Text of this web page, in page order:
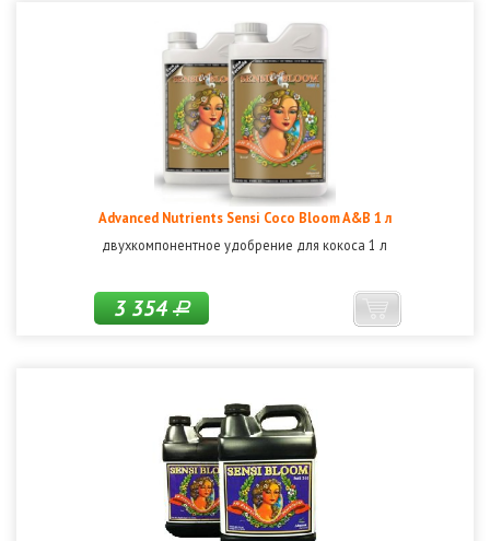
Advanced Nutrients Sensi Coco Bloom A&B 1 л
двухкомпонентное удобрение для кокоса 1 л
3 354Р